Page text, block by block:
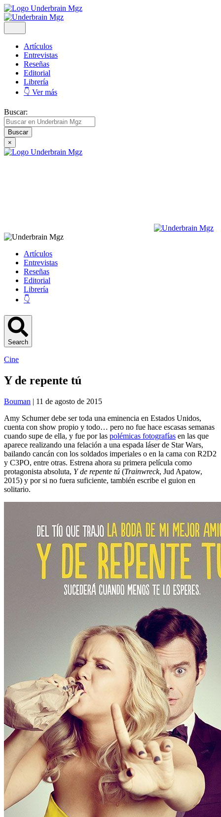
Artículos
Entrevistas
Reseñas
Editorial
Librería
👇 Ver más
Buscar:
×
Artículos
Entrevistas
Reseñas
Editorial
Librería
👇
Search
Cine
Y de repente tú
Bouman | 11 de agosto de 2015
Amy Schumer debe ser toda una eminencia en Estados Unidos,
cuenta con show propio y todo… pero no fue hace escasas semanas
cuando supe de ella, y fue por las polémicas fotografías en las que
aparece realizando una felación a una espada láser de Star Wars,
bailando cancán con los soldados imperiales o en la cama con R2D2
y C3PO, entre otras. Estrena ahora su primera película como
protagonista absoluta, Y de repente tú (Trainwreck, Jud Apatow,
2015) y por si no fuera suficiente, también escribe el guion en
solitario.